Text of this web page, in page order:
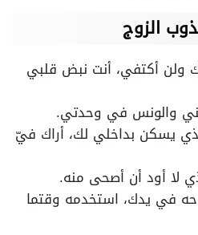
الزوج
ولن أكتفي، أنت نبض قلبي
والونس في وحدتي.
يسكن بداخلي لك، أراك فيّ
لا أود أن أصحى منه.
في يدك، استخدمه وقتما